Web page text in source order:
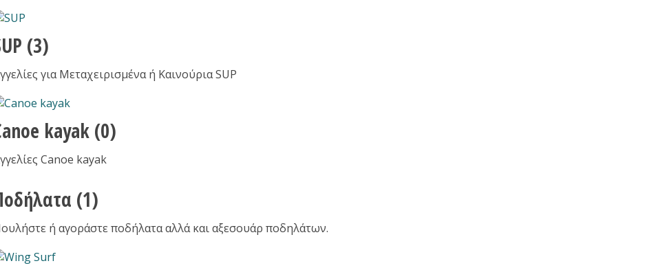
(3)
για Μεταχειρισμένα ή Καινούρια SUP
kayak (0)
Canoe kayak
(1)
ή αγοράστε ποδήλατα αλλά και αξεσουάρ ποδηλάτων.